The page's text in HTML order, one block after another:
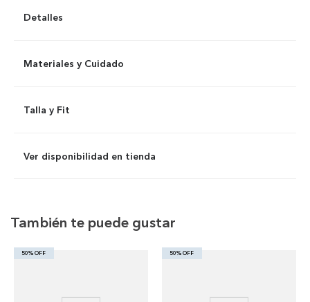
Detalles
Materiales y Cuidado
Talla y Fit
Ver disponibilidad en tienda
También te puede gustar
50% OFF 50% OFF